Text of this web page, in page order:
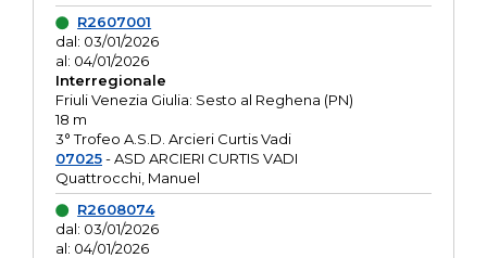
R2607001
dal: 03/01/2026
al: 04/01/2026
Interregionale
Friuli Venezia Giulia: Sesto al Reghena (PN)
18 m
3° Trofeo A.S.D. Arcieri Curtis Vadi
07025- ASD ARCIERI CURTIS VADI
Quattrocchi, Manuel
R2608074
dal: 03/01/2026
al: 04/01/2026